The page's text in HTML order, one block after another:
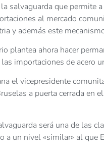
salvaguarda que permite
al mercado
y además este
plantea ahora hacer
importaciones de acero
el vicepresidente
a puerta cerrada en
será una de las
a un nivel «similar» al